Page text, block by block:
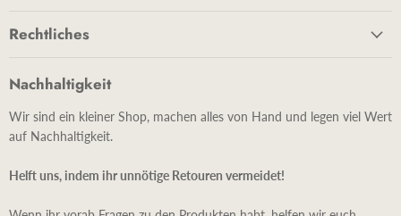
FacebookInstagram
Rechtliches
Nachhaltigkeit
Wir sind ein kleiner Shop, machen alles von Hand und legen viel Wert
auf Nachhaltigkeit.
Helft uns, indem ihr unnötige Retouren vermeidet!